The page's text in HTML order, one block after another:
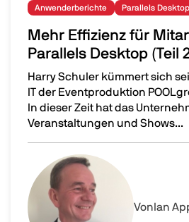
Anwenderberichte Parallels
Mehr Effizienz für
Parallels Desktop (Teil
Harry Schuler kümmert sich
IT der Eventproduktion
In dieser Zeit hat das
Veranstaltungen und Shows...
Mehr Effizienz für Mitarbeiter
Image
Von Ian